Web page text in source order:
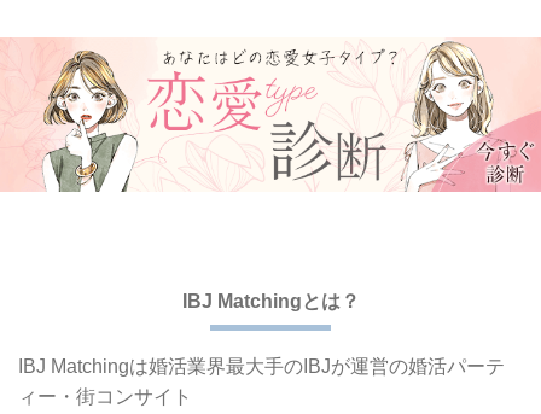
IBJ Matchingとは？
IBJ Matchingは婚活業界最大手の IBJが運営の婚活パーテ
ィー・街コンサイト